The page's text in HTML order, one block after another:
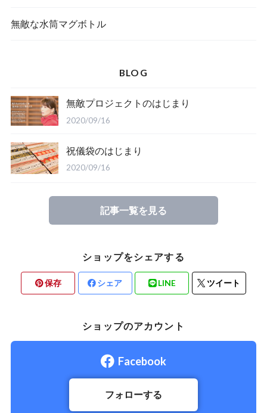
無敵な水筒マグボトル
BLOG
無敵プロジェクトのはじまり
2020/09/16
祝儀袋のはじまり
2020/09/16
記事一覧を見る
ショップをシェアする
保存 シェア LINE ツイート
ショップのアカウント
Facebook
フォローする